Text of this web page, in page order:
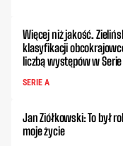
Więcej niż jakość.
klasyfikacji
liczbą występów w Serie
SERIE A
Jan Ziółkowski: To był
moje życie